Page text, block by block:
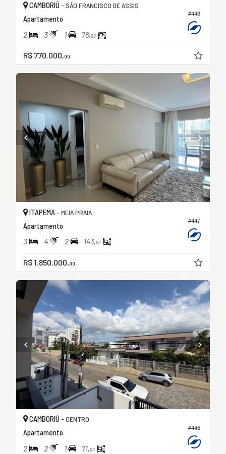
#448
CAMBORIÚ - SÃO FRANCISCO DE ASSIS
Apartamento
2 3 1 78,00
R$ 770.000,00
#447
ITAPEMA - MEIA PRAIA
Apartamento
3 4 2 143,00
R$ 1.850.000,00
#446
CAMBORIÚ - CENTRO
Apartamento
2 2 1 71,00